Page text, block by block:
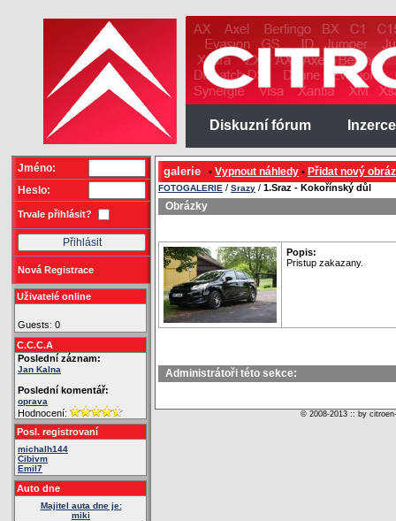
Diskuzní fórum Inzerce
Jméno:
Heslo:
Trvale přihlásit?
Nová Registrace
Uživatelé online
Guests: 0
C.C.C.A
Poslední záznam:
Jan Kalna
Poslední komentář:
oprava
Hodnocení:
Posl. registrovaní
michalh144
Cibivm
Emil7
Auto dne
Majitel auta dne je:
miki
galerie • Vypnout náhledy • Přidat nový
FOTOGALERIE / Srazy / 1.Sraz - Kokořínský důl
Obrázky
Popis:
Pristup zakazany.
Administrátoři této sekce:
© 2008-2013 :: by